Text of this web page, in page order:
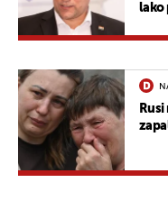
lako